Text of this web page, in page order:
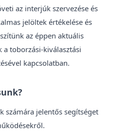
az interjúk szervezése és
jelöltek értékelése és
az éppen aktuális
toborzási-kiválasztási
kapcsolatban.
számára jelentős segítséget